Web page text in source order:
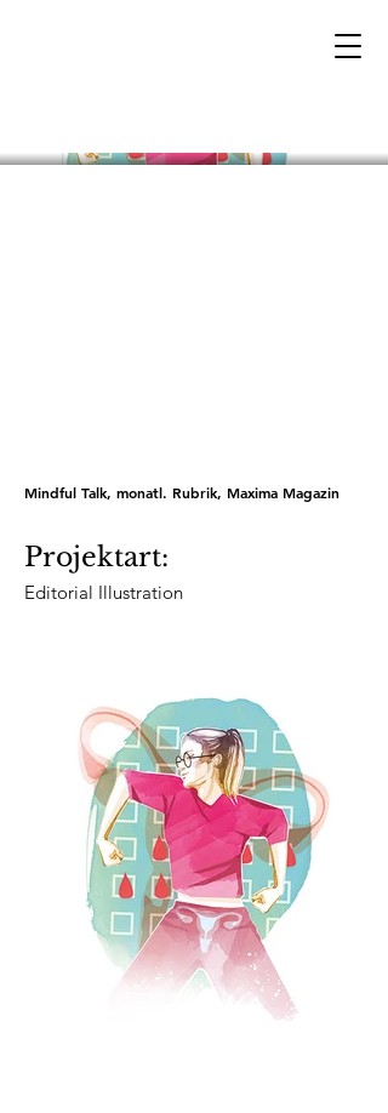
Mindful Talk, monatl. Rubrik, Maxima Magazin
Projektart:
Editorial Illustration